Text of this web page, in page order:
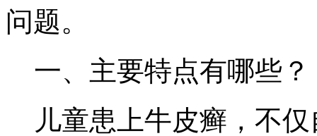
问题。
一、主要特点有哪些？
儿童患上牛皮癣，不仅